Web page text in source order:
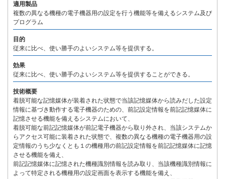
適用製品
複数の異なる機種の電子機器用の設定を行う機能等を備えるシステム及び
プログラム
目的
従来に比べ、使い勝手のよいシステム等を提供する。
効果
従来に比べ、使い勝手のよいシステム等を提供することができる。
技術概要
着脱可能な記憶媒体が装着された状態で当該記憶媒体から読みだした設定
情報に基づき動作する電子機器のための、前記設定情報を前記記憶媒体に
記憶させる機能を備えるシステムにおいて、
着脱可能な前記記憶媒体が前記電子機器から取り外され、当該システムか
らアクセス可能に装着された状態で、複数の異なる機種の電子機器用の設
定情報のうち少なくとも１の機種用の前記設定情報を前記記憶媒体に記憶
させる機能を備え、
前記記憶媒体に記憶された機種識別情報を読み取り、当該機種識別情報に
よって特定される機種用の設定画面を表示する機能を備え、